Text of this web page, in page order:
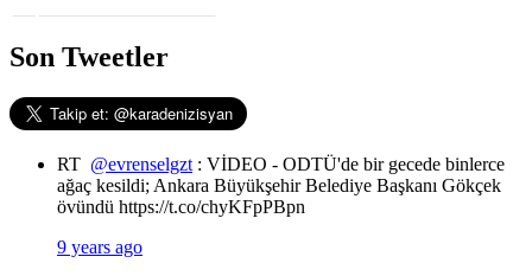
Son Tweetler
RT @evrenselgzt : VİDEO - ODTÜ'de bir gecede binlerce
ağaç kesildi; Ankara Büyükşehir Belediye Başkanı Gökçek
övündü https://t.co/chyKFpPBpn
9 years ago